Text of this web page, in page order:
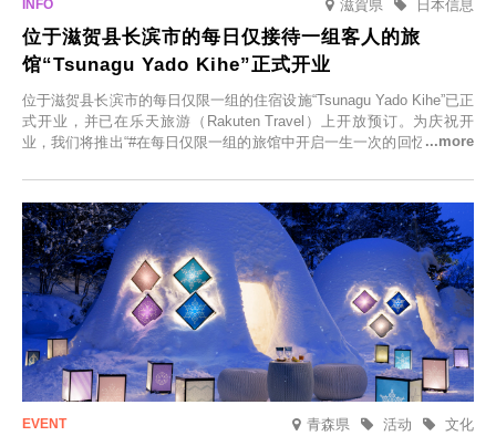
滋賀県 日本信息
位于滋贺县长滨市的每日仅接待一组客人的旅
馆“Tsunagu Yado Kihe”正式开业
位于滋贺县长滨市的每日仅限一组的住宿设施“Tsunagu Yado Kihe”已正
式开业，并已在乐天旅游（Rakuten Travel）上开放预订。为庆祝开
业，我们将推出“#在每日仅限一组的旅馆中开启一生一次的回忆之旅”活
在此与重要之人共度一段难忘的特别时光。
青森県 文化
活动